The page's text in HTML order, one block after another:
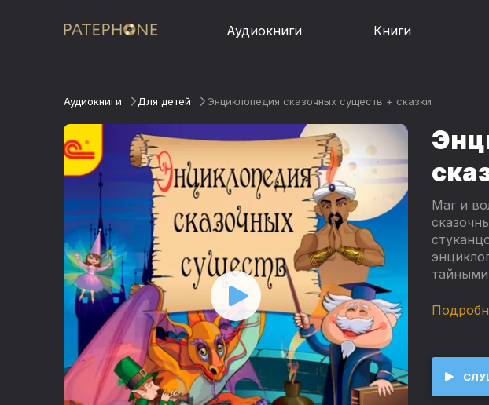
Аудиокниги Книги
Аудиокниги Для детей Энциклопедия сказочных существ + сказки
Маг и
В этой
Над